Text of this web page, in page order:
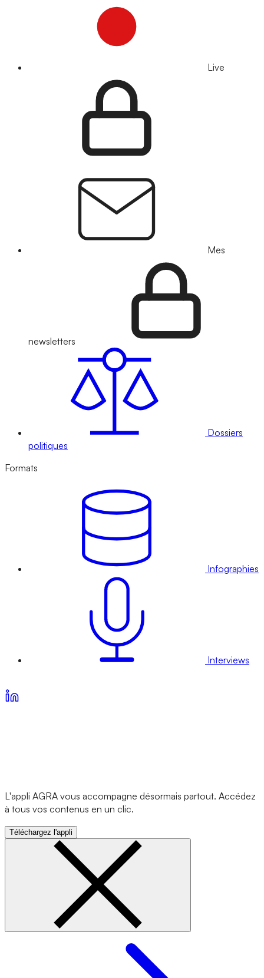
Live
Mes
newsletters
Dossiers
politiques
Formats
Infographies
Interviews
L'appli AGRA vous accompagne désormais partout. Accédez
à tous vos contenus en un clic.
Téléchargez l'appli